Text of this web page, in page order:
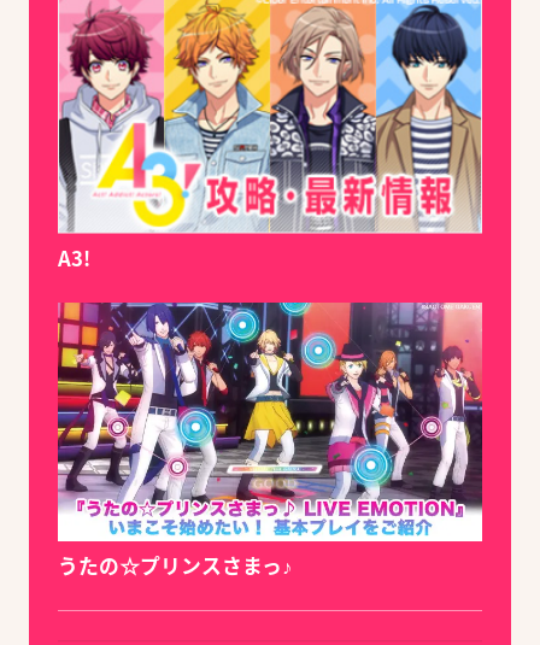
A3!
うたの☆プリンスさまっ♪